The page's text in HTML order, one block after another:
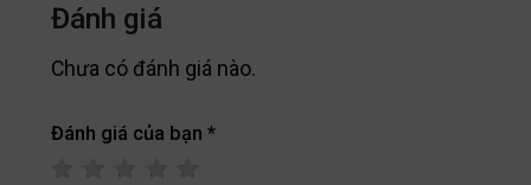
Đánh giá
Chưa có đánh giá nào.
Đánh giá của bạn *